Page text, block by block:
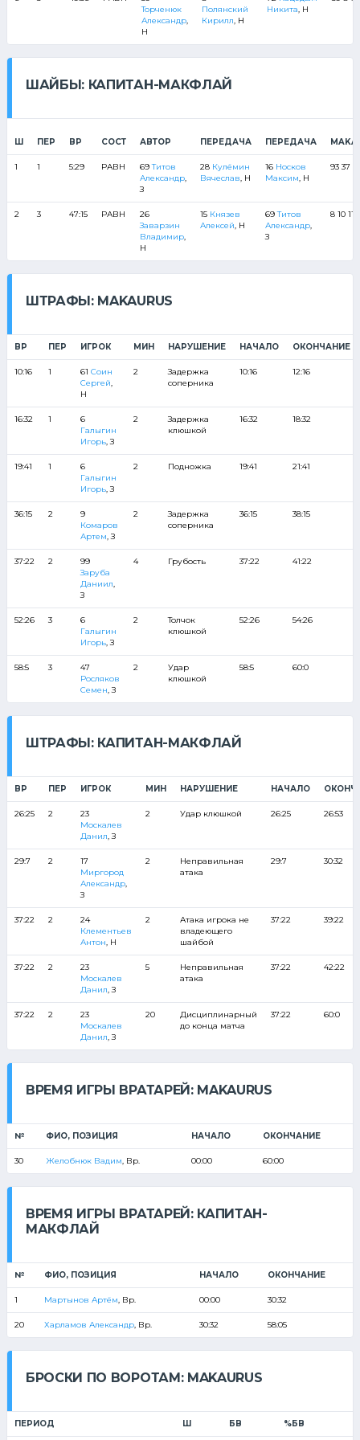
Торченюк
Александр,
Н
Полянский
Кирилл , Н
Никита , Н
ШАЙБЫ: КАПИТАН-МАКФЛАЙ
Ш ПЕР ВР СОСТ АВТОР ПЕРЕДАЧА ПЕРЕДАЧА
1 1 5:29 РАВН 69Титов
Александр,
З
28 Кулёмин
Вячеслав , Н
16 Носков
Максим , Н
93 37
2 3 47:15 РАВН
26
Заварзин
Владимир,
Н
15 Князев
Алексей , Н
69Титов
Александр,
З
8 10 11
ШТРАФЫ: MAKAURUS
ВР ПЕР ИГРОК МИН НАРУШЕНИЕ НАЧАЛО ОКОНЧАНИЕ
10:16 1 61 Соин
Сергей
Н
2
Задержка
соперника
10:16 12:16
16:32 1
6
Галыгин
Игорь, З
2
Задержка
клюшкой
16:32 18:32
19:41 1
6
Галыгин
Игорь, З
2 Подножка 19:41 21:41
36:15 2
9
Комаров
Артем , З
2
Задержка
соперника
36:15 38:15
37:22 2
99
Заруба
Даниил
З
4 Грубость 37:22 41:22
52:26 3
6
Галыгин
Игорь, З
2
Толчок
клюшкой
52:26 54:26
58:5 3
47
Росляков
Семен , З
2
Удар
клюшкой
58:5 60:0
ШТРАФЫ: КАПИТАН-МАКФЛАЙ
ВР ПЕР ИГРОК МИН НАРУШЕНИЕ НАЧАЛО
26:25 2
23
Москалев
Данил , З
2 Удар клюшкой 26:25 26:53
29:7 2
17
Миргород
Александр,
З
2
Неправильная
атака
29:7 30:32
37:22 2
24
Клементьев
Антон , Н
2
Атака игрока не
владеющего
шайбой
37:22 39:22
37:22 2
23
Москалев
Данил , З
5
Неправильная
атака
37:22 42:22
37:22 2
23
Москалев
Данил , З
20
Дисциплинарный
до конца матча
37:22 60:0
ВРЕМЯ ИГРЫ ВРАТАРЕЙ: MAKAURUS
№ ФИО, ПОЗИЦИЯ НАЧАЛО ОКОНЧАНИЕ
30 Желобнюк Вадим , Вр. 00:00 60:00
ВРЕМЯ ИГРЫ ВРАТАРЕЙ: КАПИТАН-
МАКФЛАЙ
№ ФИО, ПОЗИЦИЯ НАЧАЛО ОКОНЧАНИЕ
1 Мартынов Артём , Вр. 00:00 30:32
20 Харламов Александр, Вр. 30:32 58:05
БРОСКИ ПО ВОРОТАМ: MAKAURUS
ПЕРИОД Ш БВ %БВ